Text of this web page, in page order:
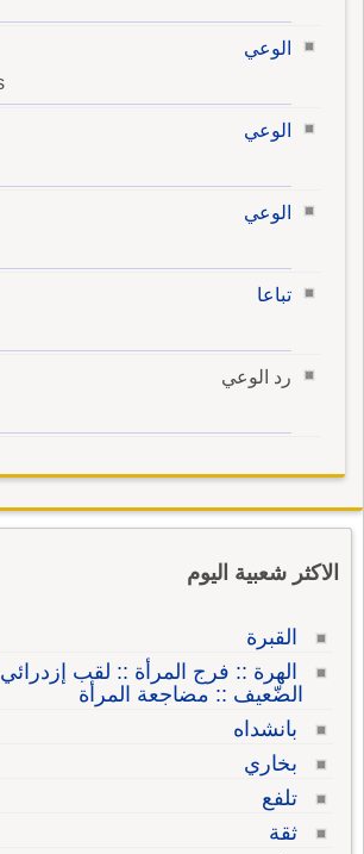
الوعي
الوعي
الوعي
تباعا
رد الوعي
الاكثر شعبية اليوم
القبرة
الهرة :: فرج المرأة :: لقب
الضّعيف :: مضاجعة المرأة
بانشداه
بخاري
تلفع
ثقة